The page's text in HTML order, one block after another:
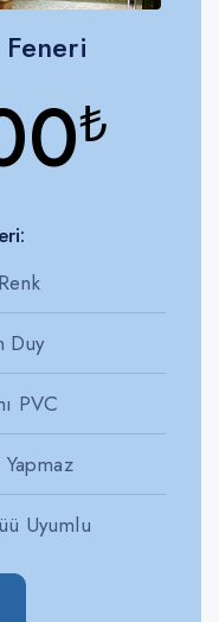
₺
Duy
PVC
Yapmaz
Uyumlu